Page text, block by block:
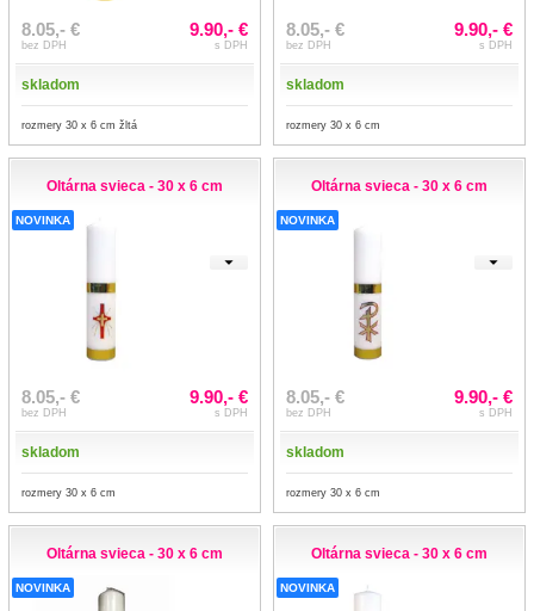
8.05,- €
bez DPH
9.90,- €
s DPH
skladom
rozmery 30 x 6 cm žltá
8.05,- €
bez DPH
9.90,- €
s DPH
skladom
rozmery 30 x 6 cm
Oltárna svieca - 30 x 6 cm
NOVINKA
8.05,- €
bez DPH
9.90,- €
s DPH
skladom
rozmery 30 x 6 cm
Oltárna svieca - 30 x 6 cm
NOVINKA
8.05,- €
bez DPH
9.90,- €
s DPH
skladom
rozmery 30 x 6 cm
Oltárna svieca - 30 x 6 cm
NOVINKA
Oltárna svieca - 30 x 6 cm
NOVINKA